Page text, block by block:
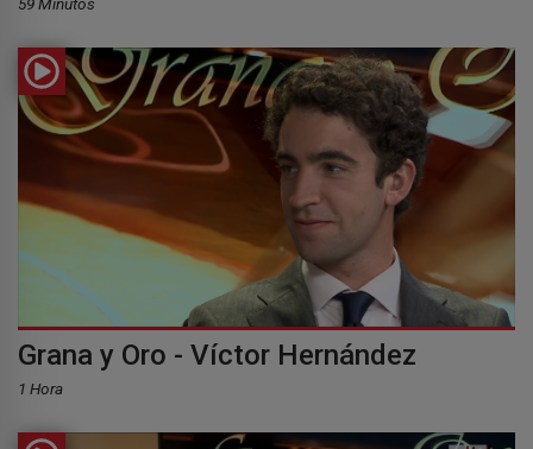
59 Minutos
Grana y Oro - Víctor Hernández
1 Hora